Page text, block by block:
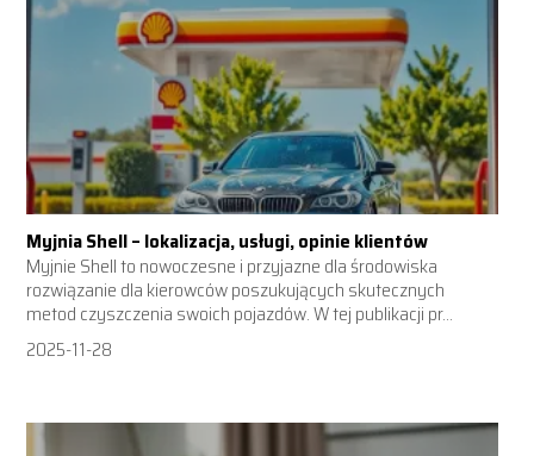
Myjnia Shell – lokalizacja, usługi, opinie klientów
Myjnie Shell to nowoczesne i przyjazne dla środowiska
rozwiązanie dla kierowców poszukujących skutecznych
metod czyszczenia swoich pojazdów. W tej publikacji pr...
2025-11-28